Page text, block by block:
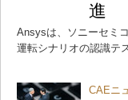
進
Ansysは、ソニーセミ
運転シナリオの認識テ
CAEニ